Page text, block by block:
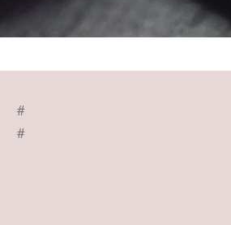
#
#